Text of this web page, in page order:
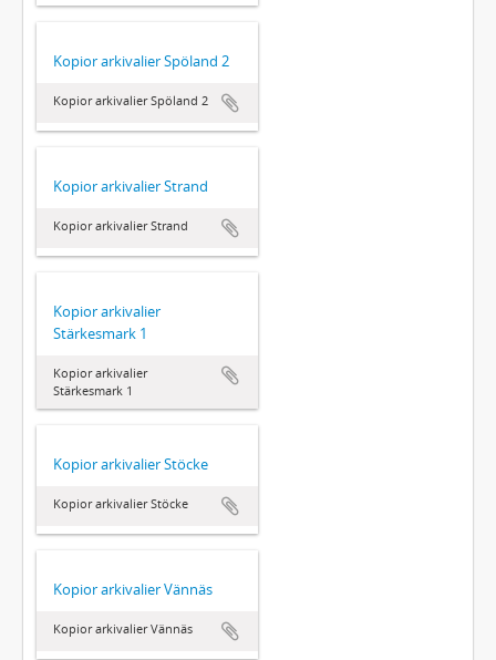
Kopior arkivalier Spöland 2
Kopior arkivalier Spöland 2
Kopior arkivalier Strand
Kopior arkivalier Strand
Kopior arkivalier
Stärkesmark 1
Kopior arkivalier
Stärkesmark 1
Kopior arkivalier Stöcke
Kopior arkivalier Stöcke
Kopior arkivalier Vännäs
Kopior arkivalier Vännäs